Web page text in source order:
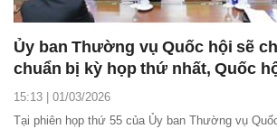
Ủy ban Thường vụ Quốc hội sẽ
chuẩn bị kỳ họp thứ nhất, Quốc
15:13 | 01/03/2026
Tại phiên họp thứ 55 của Ủy ban Thường vụ